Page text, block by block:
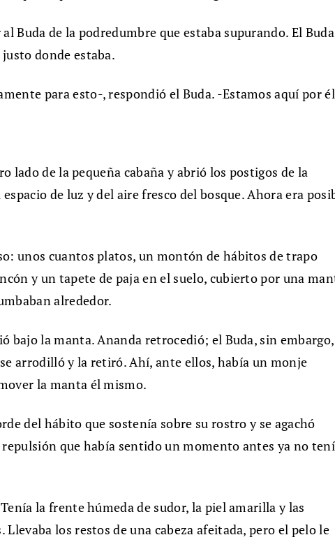
Buda de la podredumbre que estaba supurando. El
donde estaba.
para esto-, respondió el Buda. -Estamos aquí por
lado de la pequeña cabaña y abrió los postigos de la
de luz y del aire fresco del bosque. Ahora era
unos cuantos platos, un montón de hábitos de trapo
y un tapete de paja en el suelo, cubierto por una
alrededor.
bajo la manta. Ananda retrocedió; el Buda, sin embargo,
arrodilló y la retiró. Ahí, ante ellos, había un monje
la manta él mismo.
del hábito que sostenía sobre su rostro y se agachó
que había sentido un momento antes ya no
la frente húmeda de sudor, la piel amarilla y las
los restos de una cabeza afeitada, pero el pelo le